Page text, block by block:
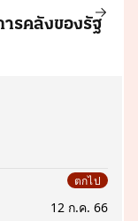
รคลังของรัฐ
ตกไป
12 ก.ค. 66